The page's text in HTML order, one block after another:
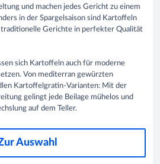
und machen jedes Gericht zu einem
in der Spargelsaison sind Kartoffeln
traditionelle Gerichte in perfekter Qualität
sich Kartoffeln auch für moderne
Von mediterran gewürzten
Kartoffelgratin-Varianten: Mit der
gelingt jede Beilage mühelos und
auf dem Teller.
Auswahl